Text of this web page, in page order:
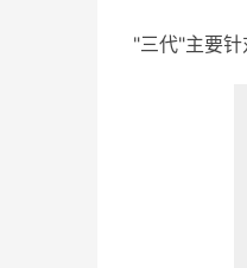
"三代"主要针